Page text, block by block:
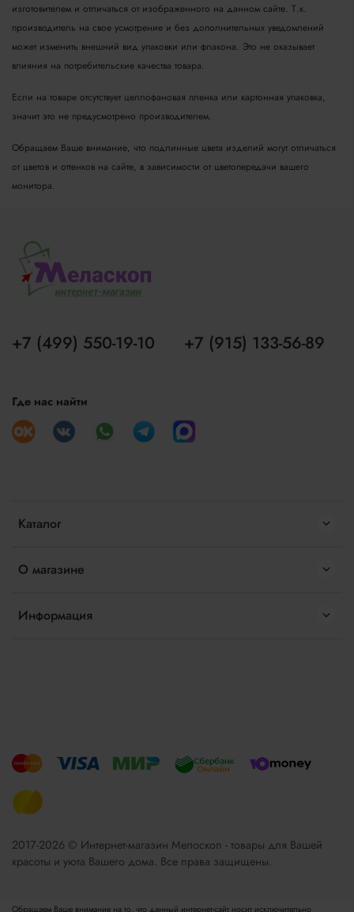
изготовителем и отличаться от изображенного на данном сайте. Т.к.
производитель на свое усмотрение и без дополнительных уведомлений
может изменить внешний вид упаковки или флакона. Это не оказывает
влияния на потребительские качества товара.
Если на товаре отсутствует целлофановая пленка или картонная упаковка,
значит это не предусмотрено производителем.
Обращаем Ваше внимание, что подлинные цвета изделий могут отличаться
от цветов и оттенков на сайте, в зависимости от цветопередачи вашего
монитора.
Каталог
О магазине
Информация
+7 (499) 550-19-10 +7 (915) 133-56-89
Где нас найти
2017-2026 © Интернет-магазин Мелоскоп - товары для Вашей
красоты и уюта Вашего дома. Все права защищены.
Обращаем Ваше внимание на то, что данный интернет-сайт носит исключительно